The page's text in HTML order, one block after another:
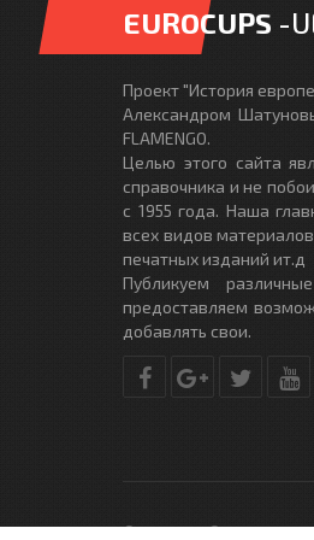
EUROCUPS -
Проект "История
Александром
FLAMENGO.
Целью этого сайта
справочника и не
с 1955 года. Наша
всех видов
печатных изданий ит.д
Публикуем
предоставляем
добавлять свои.
© Copyright © 2010-2017.